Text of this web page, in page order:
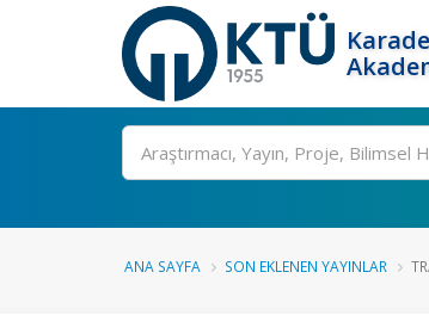
Ara
ANA SAYFA SON EKLENEN YAYINLAR